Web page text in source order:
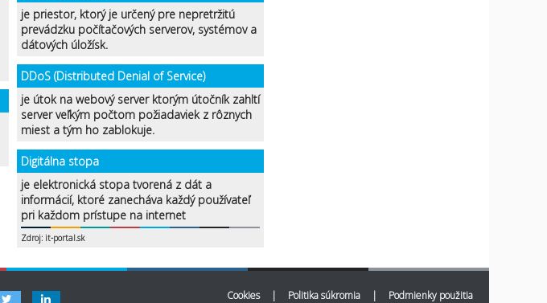
je priestor, ktorý je určený pre nepretržitú
prevádzku počítačových serverov, systémov a
dátových úložísk.
DDoS (Distributed Denial of Service)
je útok na webový server ktorým útočník zahltí
server veľkým počtom požiadaviek z rôznych
miest a tým ho zablokuje.
Digitálna stopa
je elektronická stopa tvorená z dát a
informácií, ktoré zanecháva každý používateľ
pri každom prístupe na internet
Zdroj: it-portal.sk
Cookies | Politika súkromia | Podmienky použitia